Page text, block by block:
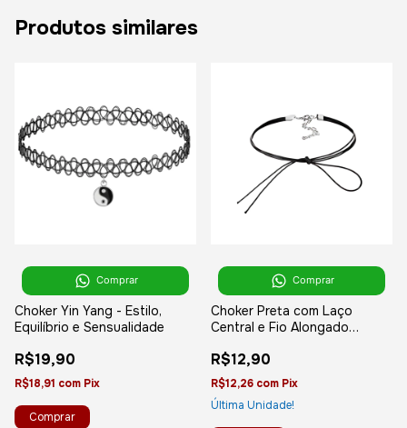
Produtos similares
Comprar
Choker Yin Yang - Estilo,
Equilíbrio e Sensualidade
R$19,90
R$18,91 com Pix
Comprar
Choker Preta com Laço
Central e Fio Alongado
Sofisticada
R$12,90
R$12,26 com Pix
Última Unidade!